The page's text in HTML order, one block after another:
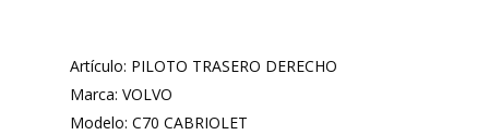
Artículo: PILOTO TRASERO DERECHO
Marca: VOLVO
Modelo: C70 CABRIOLET